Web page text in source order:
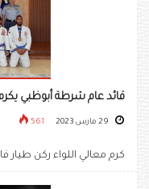
قائد عام شرطة أبوظبي
561
كرم معالي اللواء ركن طيار